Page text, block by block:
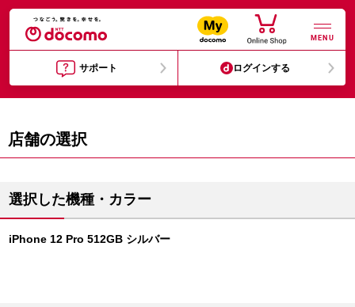
MENU
サポート ログインする
店舗の選択
選択した機種・カラー
iPhone 12 Pro 512GB シルバー